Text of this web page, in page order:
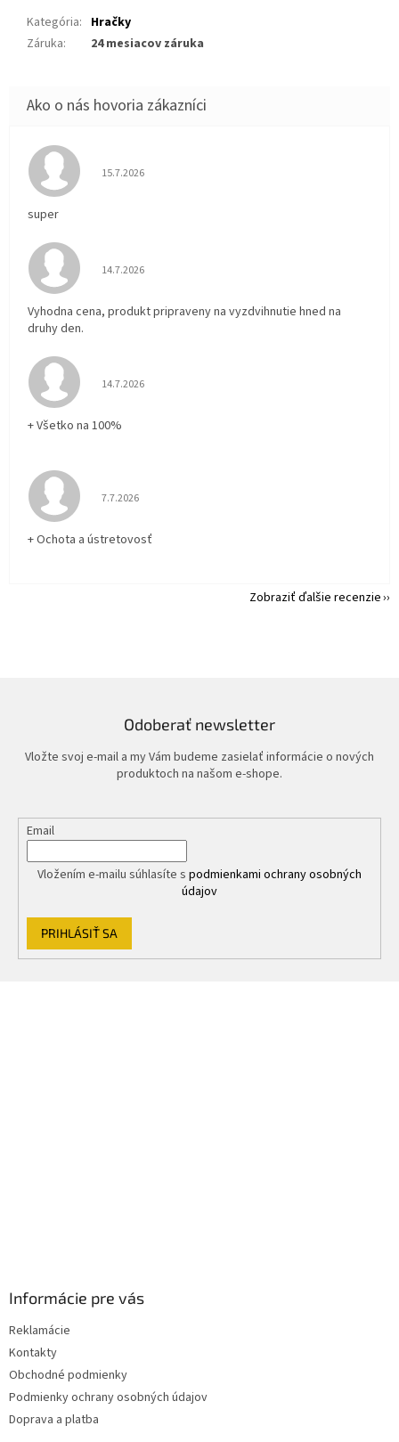
Kategória: Hračky
Záruka: 24 mesiacov záruka
Hodnotenie obchodu je 5 z 5 hviezdičiek.
15.7.2026
super
Hodnotenie obchodu je 5 z 5 hviezdičiek.
14.7.2026
Vyhodna cena, produkt pripraveny na vyzdvihnutie hned na
druhy den.
Hodnotenie obchodu je 5 z 5 hviezdičiek.
14.7.2026
+ Všetko na 100%
Hodnotenie obchodu je 5 z 5 hviezdičiek.
7.7.2026
+ Ochota a ústretovosť
Zobraziť ďalšie recenzie
Odoberať newsletter
Vložte svoj e-mail a my Vám budeme zasielať informácie o nových
produktoch na našom e-shope.
Email
Vložením e-mailu súhlasíte s podmienkami ochrany osobných
údajov
PRIHLÁSIŤ SA
Informácie pre vás
Reklamácie
Kontakty
Obchodné podmienky
Podmienky ochrany osobných údajov
Doprava a platba